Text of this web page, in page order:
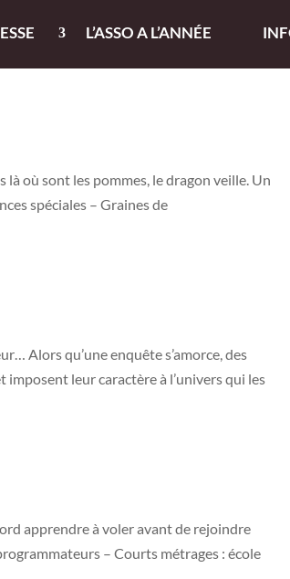
L’ASSO A L’ANNÉE
où sont les pommes, le dragon veille. Un
spéciales – Graines de
Alors qu’une enquête s’amorce, des
leur caractère à l’univers qui les
apprendre à voler avant de rejoindre
– Courts métrages : école